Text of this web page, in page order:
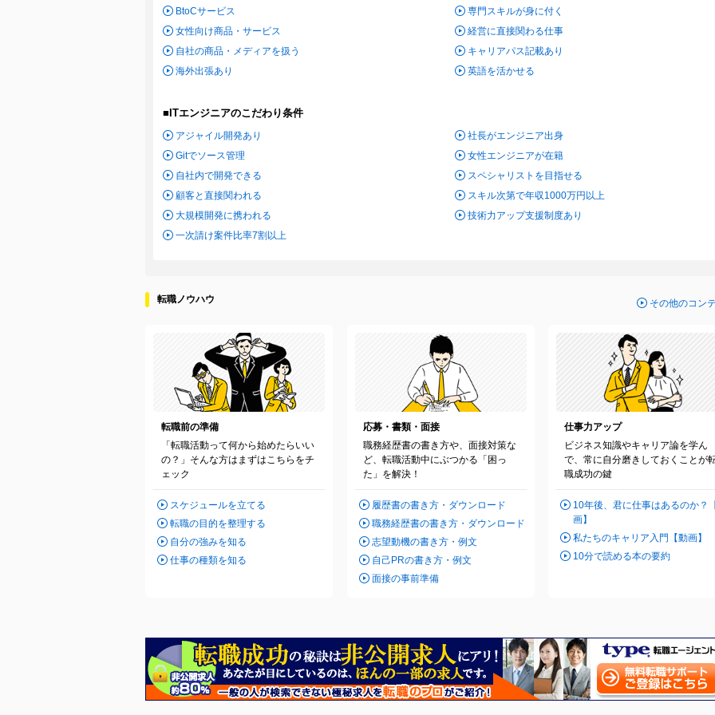
BtoCサービス
女性向け商品・サービス
自社の商品・メディアを扱う
海外出張あり
専門スキルが身に付く
経営に直接関わる仕事
キャリアパス記載あり
英語を活かせる
■ITエンジニアのこだわり条件
アジャイル開発あり
Gitでソース管理
自社内で開発できる
顧客と直接関われる
大規模開発に携われる
一次請け案件比率7割以上
社長がエンジニア出身
女性エンジニアが在籍
スペシャリストを目指せる
スキル次第で年収1000万円以上
技術力アップ支援制度あり
転職ノウハウ その他のコン
転職前の準備
「転職活動って何から始めたらいい
の？」そんな方はまずはこちらをチ
ェック
スケジュールを立てる
転職の目的を整理する
自分の強みを知る
仕事の種類を知る
応募・書類・面接
職務経歴書の書き方や、面接対策な
ど、転職活動中にぶつかる「困っ
た」を解決！
履歴書の書き方・ダウンロード
職務経歴書の書き方・ダウンロード
志望動機の書き方・例文
自己PRの書き方・例文
面接の事前準備
仕事力アップ
ビジネス知識やキャリア論を学ん
で、常に自分磨きしておくことが
職成功の鍵
10年後、君に仕事はあるのか？
画】
私たちのキャリア入門【動画】
10分で読める本の要約